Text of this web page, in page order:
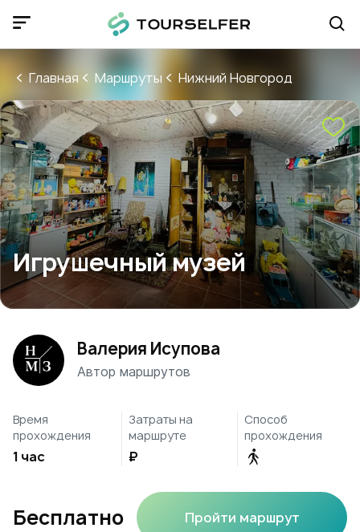
Главная Маршруты Нижний Новгород
Игрушечный музей
Валерия Исупова
Автор маршрутов
Время
прохождения
1 час
Затраты на
маршруте
₽
Способ
прохождения
Бесплатно Пройти маршрут